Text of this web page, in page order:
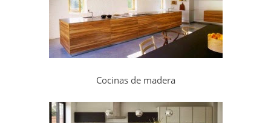
Cocinas de madera